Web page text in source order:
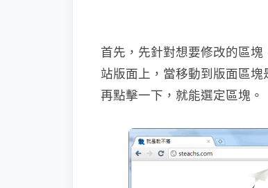
首先，先針對想要修改的區
站版面上，當移動到版面區
再點擊一下，就能選定區塊。